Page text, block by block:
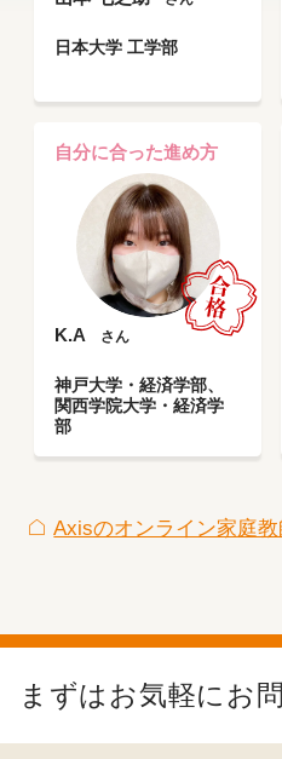
日本大学 工学部
自分に合った進め方
K.A さん
神戸大学・経済学部、
関西学院大学・経済学
部
Axisのオンライン家庭
まずはお気軽にお